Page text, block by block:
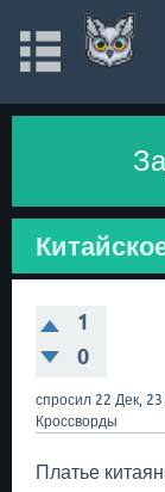
1
0
спросил 22 Дек, 23
Кроссворды
Платье